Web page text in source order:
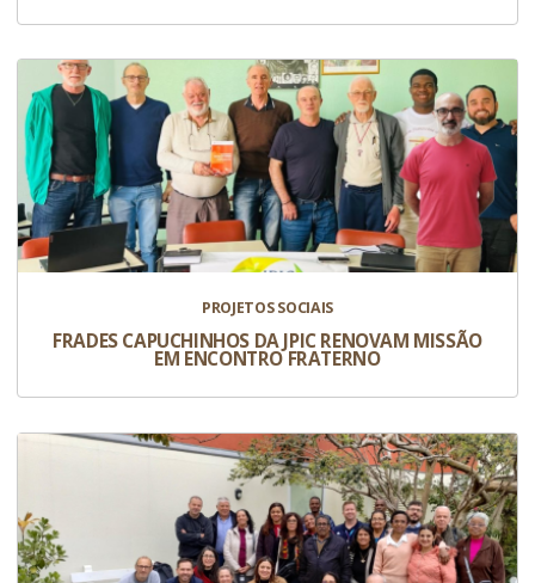
PROJETOS SOCIAIS
FRADES CAPUCHINHOS DA JPIC RENOVAM MISSÃO
EM ENCONTRO FRATERNO